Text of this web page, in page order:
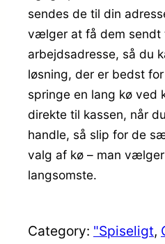
sendes de til din
vælger at få dem sendt
arbejdsadresse, så du
løsning, der er bedst
springe en lang kø ved
direkte til kassen, når
handle, så slip for de
valg af kø – man
langsomste.
Category: "Spiseligt,